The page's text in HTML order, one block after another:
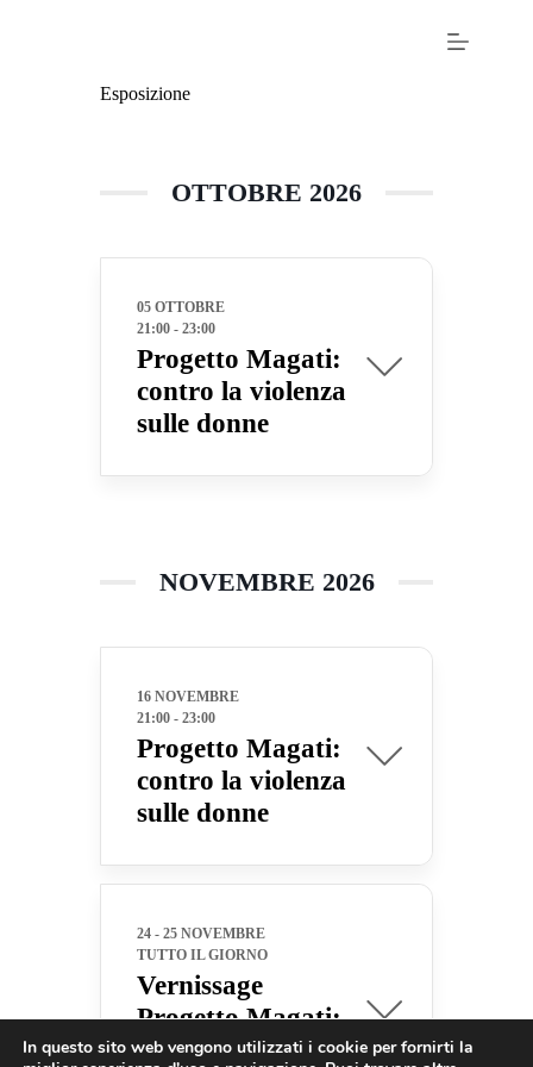
Esposizione
OTTOBRE 2026
05 OTTOBRE
21:00 - 23:00
Progetto Magati:
contro la violenza
sulle donne
NOVEMBRE 2026
16 NOVEMBRE
21:00 - 23:00
Progetto Magati:
contro la violenza
sulle donne
24 - 25 NOVEMBRE
TUTTO IL GIORNO
Vernissage
Progetto Magati:
contro la violenza
In questo sito web vengono utilizzati i cookie per fornirti la